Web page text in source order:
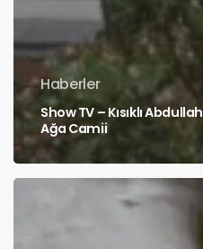
Haberler
Show TV – Kısıklı Abdullah
Ağa Camii